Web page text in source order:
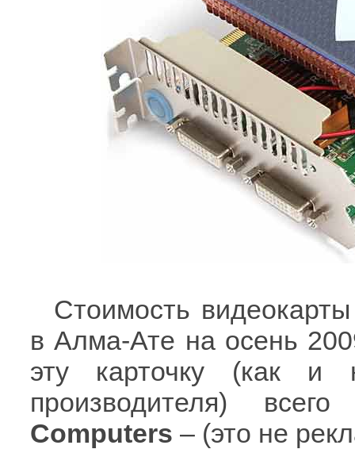
Стоимость
в Алма-Ате на осень
эту карточку (как и
производителя)
Computers – (это не